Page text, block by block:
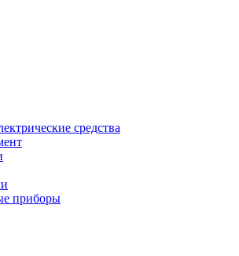
средства
приборы